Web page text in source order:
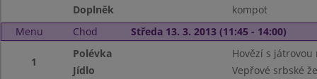
Doplněk
kompot
Menu
Chod Středa 13. 3. 2013 (11:45 - 14:00)
1
Polévka
Hovězí s játrovou
Jídlo
Vepřové srbské